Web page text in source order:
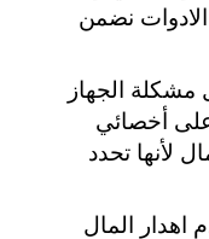
نضمن
مشكلة الجهاز
على أخصائي
لأنها تحدد
اهدار المال